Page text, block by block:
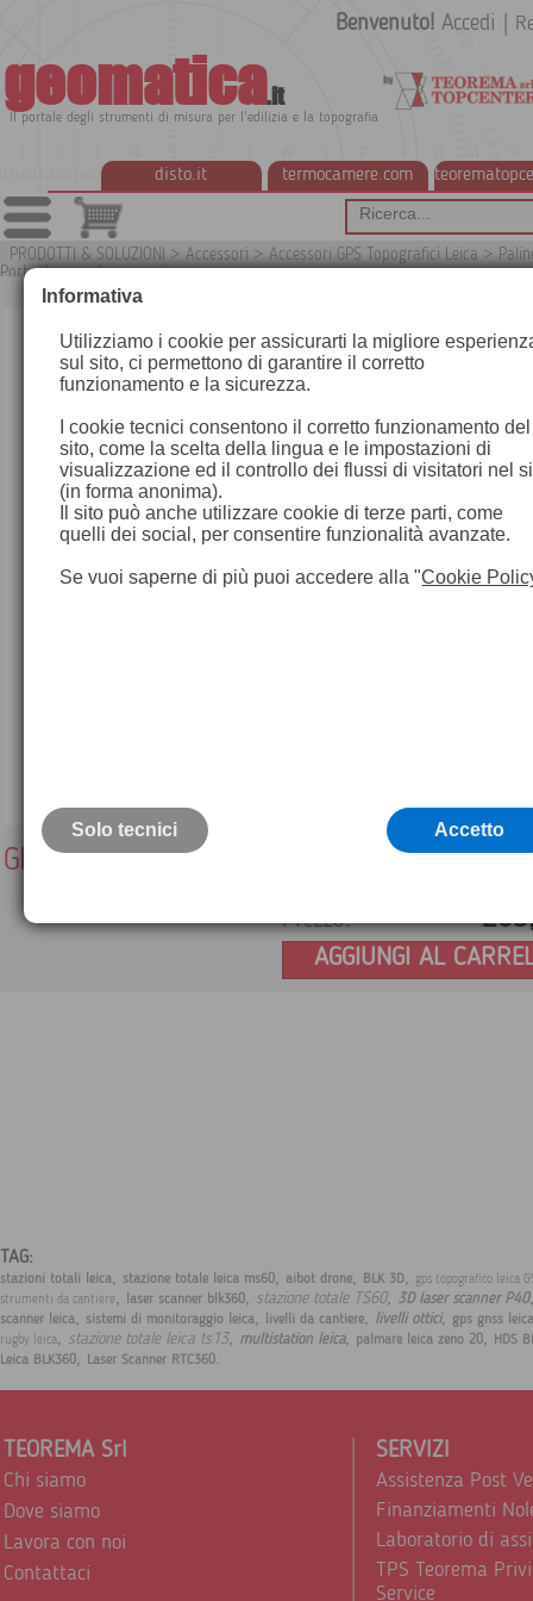
geomatica.it
Il portale degli strumenti di misura per l'edilizia e la topografia
disto.it termocamere.com
Benvenuto! Accedi
PRODOTTI & SOLUZIONI > Accessori > Accessori GPS Topografici Leica >
Portantenne ed accessori
GHT40, Supporto per GPS su palina
Prezzo:
AGGIUNGI AL
TAG:
stazioni totali leica, stazione totale leica ms60, aibot drone, BLK 3D,
gps topografico leica
strumenti da cantiere, laser scanner blk360, stazione totale TS60, 3D laser scanner P40
scanner leica, sistemi di monitoraggio leica, livelli da cantiere, livelli ottici, gps gnss
rugby leica, stazione totale leica ts13, multistation leica, palmare leica zeno 20,
HDS
Leica BLK360, Laser Scanner RTC360.
TEOREMA Srl
Chi siamo
Dove siamo
Lavora con noi
Contattaci
SERVIZI
Assistenza Post
Finanziamenti
Laboratorio di
TPS Teorema
Service
Informativa
Utilizziamo i cookie per assicurarti la migliore
sul sito, ci permettono di garantire il corretto
funzionamento e la sicurezza.
I cookie tecnici consentono il corretto funzionamento del
sito, come la scelta della lingua e le impostazioni di
visualizzazione ed il controllo dei flussi di visitatori nel
(in forma anonima).
Il sito può anche utilizzare cookie di terze parti, come
quelli dei social, per consentire funzionalità avanzate.
Se vuoi saperne di più puoi accedere alla "Cookie
Solo tecnici Accetto